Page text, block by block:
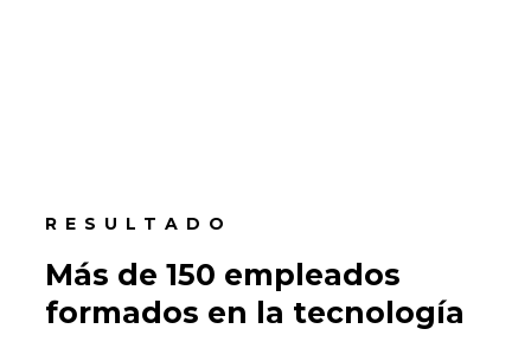
RESULTADO
Más de 150 empleados
formados en la tecnología